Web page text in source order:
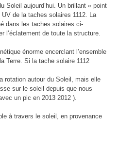
aujourd’hui. Un brillant « point
de la taches solaires 1112. La
dans les taches solaires ci-
l’éclatement de toute la structure.
énorme encerclant l’ensemble
Terre. Si la tache solaire 1112
rotation autour du Soleil, mais elle
sur le soleil depuis que nous
un pic en 2013 2012 ).
à travers le soleil, en provenance